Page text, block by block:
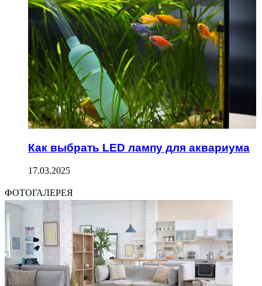
Как выбрать LED лампу для аквариума
17.03.2025
ФОТОГАЛЕРЕЯ